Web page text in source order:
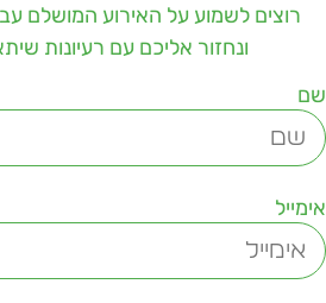
רוצים לשמוע על האירוע המושלם
ונחזור אליכם עם רעיונות